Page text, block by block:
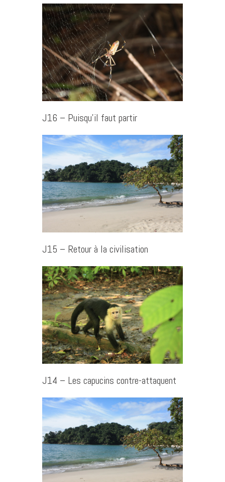
J16 – Puisqu’il faut partir
J15 – Retour à la civilisation
J14 – Les capucins contre-attaquent